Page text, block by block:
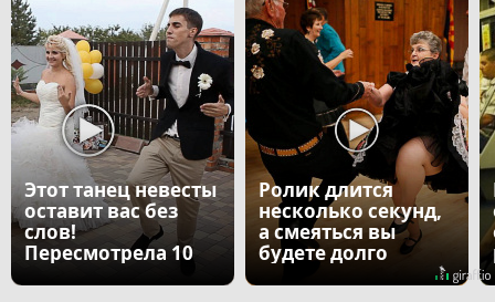
Этот танец невесты
оставит вас без
слов!
Пересмотрела 10
Ролик длится
несколько секунд,
а смеяться вы
будете долго